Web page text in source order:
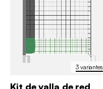
3 variantes
Kit de valla de red